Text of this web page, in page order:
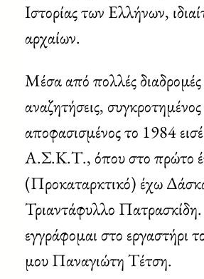
Ιστορίας των Ελλήνων,
αρχαίων.
Μέσα από πολλές διαδρομές
αναζητήσεις, συγκροτημένος
αποφασισμένος το 1984
Α.Σ.Κ.Τ., όπου στο πρώτο
(Προκαταρκτικό) έχω
Τριαντάφυλλο Πατρασκίδη.
εγγράφομαι στο εργαστήρι
μου Παναγιώτη Τέτση.